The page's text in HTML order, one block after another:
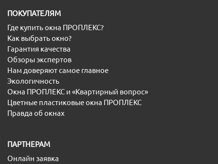
ПОКУПАТЕЛЯМ
Где купить окна ПРОПЛЕКС?
Как выбрать окно?
Гарантия качества
Обзоры экспертов
Нам доверяют самое главное
Экологичность
Окна ПРОПЛЕКС и «Квартирный вопрос»
Цветные пластиковые окна ПРОПЛЕКС
Правда об окнах
ПАРТНЕРАМ
Онлайн заявка